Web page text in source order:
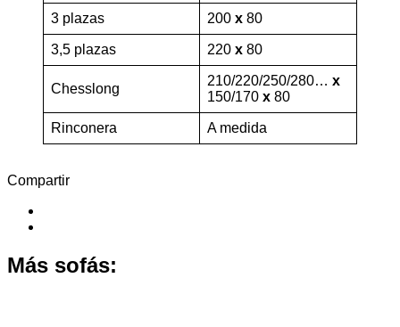
3 plazas 200 x 80
3,5 plazas 220 x 80
Chesslong
210/220/250/280… x
150/170 x 80
Rinconera A medida
Compartir
Más sofás: